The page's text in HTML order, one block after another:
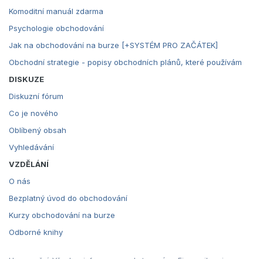
Komoditní manuál zdarma
Psychologie obchodování
Jak na obchodování na burze [+SYSTÉM PRO ZAČÁTEK]
Obchodní strategie - popisy obchodních plánů, které používám
DISKUZE
Diskuzní fórum
Co je nového
Oblíbený obsah
Vyhledávání
VZDĚLÁNÍ
O nás
Bezplatný úvod do obchodování
Kurzy obchodování na burze
Odborné knihy